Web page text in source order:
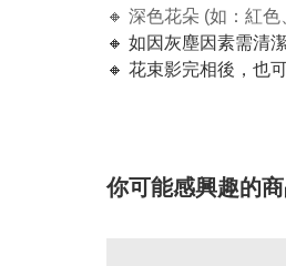
🔸 深色花朵 (如：紅
🔸 如因灰塵因素需清
🔸 花束影完相後，也
你可能感興趣的